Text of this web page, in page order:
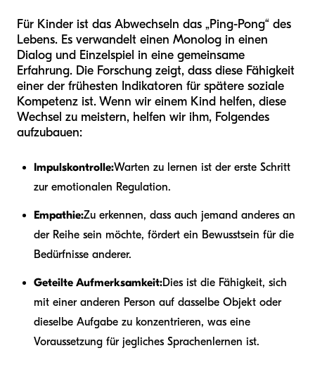
Für Kinder ist das Abwechseln das „Ping-Pong“ des
Lebens. Es verwandelt einen Monolog in einen
Dialog und Einzelspiel in eine gemeinsame
Erfahrung. Die Forschung zeigt, dass diese Fähigkeit
einer der frühesten Indikatoren für spätere soziale
Kompetenz ist. Wenn wir einem Kind helfen, diese
Wechsel zu meistern, helfen wir ihm, Folgendes
aufzubauen:
Impulskontrolle:Warten zu lernen ist der erste Schritt
zur emotionalen Regulation.
Empathie:Zu erkennen, dass auch jemand anderes an
der Reihe sein möchte, fördert ein Bewusstsein für die
Bedürfnisse anderer.
Geteilte Aufmerksamkeit:Dies ist die Fähigkeit, sich
mit einer anderen Person auf dasselbe Objekt oder
dieselbe Aufgabe zu konzentrieren, was eine
Voraussetzung für jegliches Sprachenlernen ist.